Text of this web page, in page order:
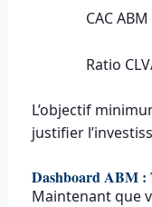
CAC
Ratio
L’objectif
justifier
Dashboard ABM :
Maintenant que